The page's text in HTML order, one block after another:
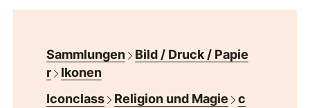
Sammlungen
Bild / Druck / Papie
r
Ikonen
Iconclass
Religion und Magie
c